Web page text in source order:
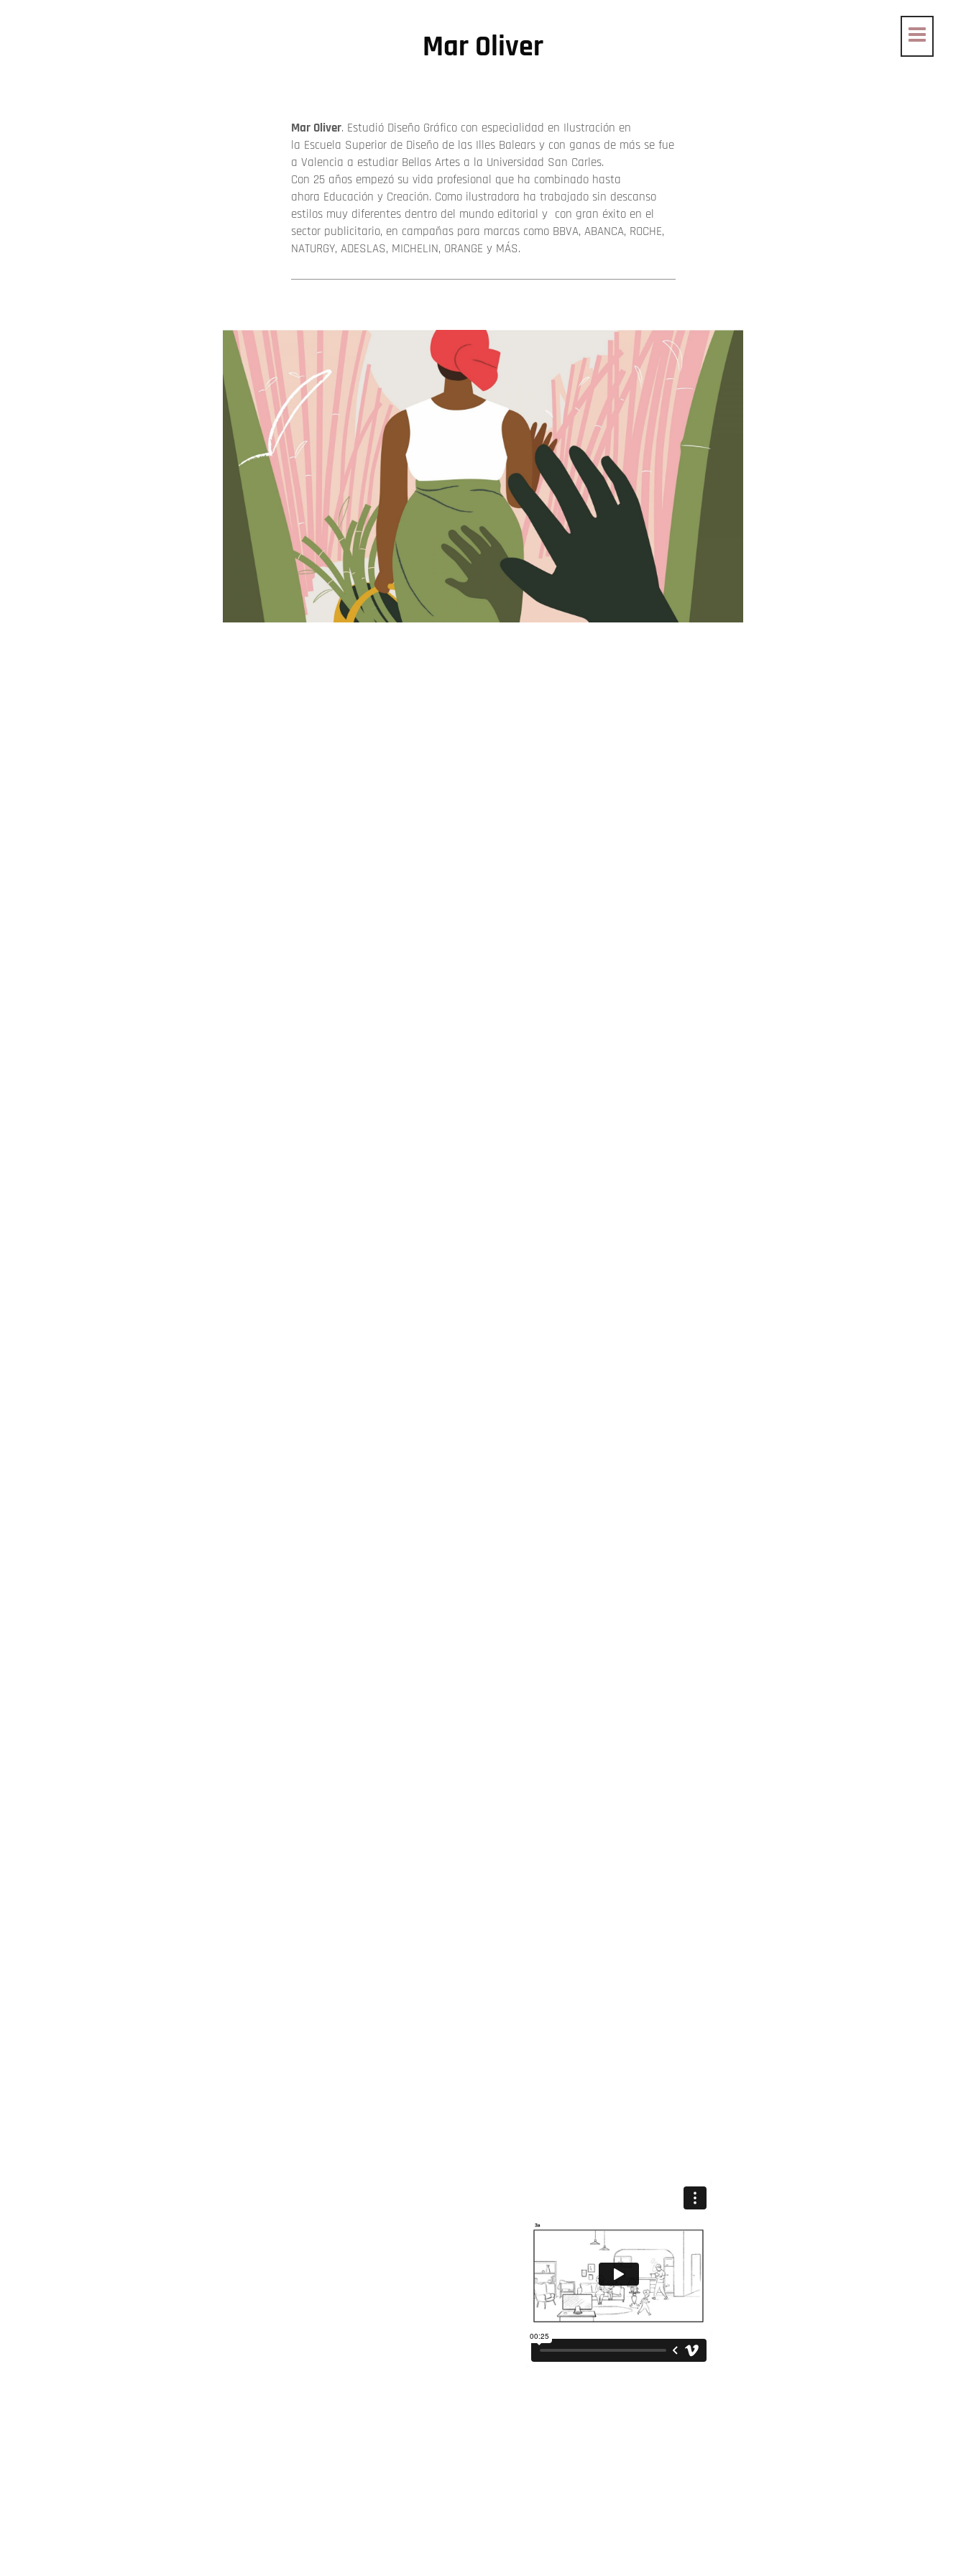
Mar Oliver
Mar Oliver. Estudió Diseño Gráfico con especialidad en Ilustración en
la Escuela Superior de Diseño de las Illes Balears y con ganas de más se fue
a Valencia a estudiar Bellas Artes a la Universidad San Carles.
Con 25 años empezó su vida profesional que ha combinado hasta
ahora Educación y Creación. Como ilustradora ha trabajado sin descanso
estilos muy diferentes dentro del mundo editorial y con gran éxito en el
sector publicitario, en campañas para marcas como BBVA, ABANCA, ROCHE,
NATURGY, ADESLAS, MICHELIN, ORANGE y MÁS.